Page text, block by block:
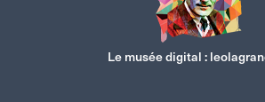
Le musée digital :